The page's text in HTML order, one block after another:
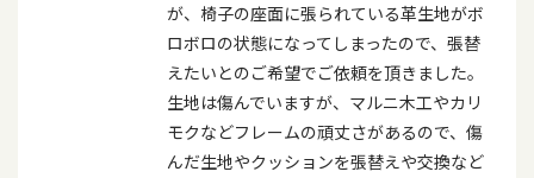
が、椅子の座面に張られている革生地がボ
ロボロの状態になってしまったので、張替
えたいとのご希望でご依頼を頂きました。
生地は傷んでいますが、マルニ木工やカリ
モクなどフレームの頑丈さがあるので、傷
んだ生地やクッションを張替えや交換など